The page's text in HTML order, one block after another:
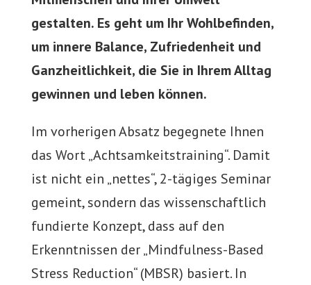
gestalten. Es geht um Ihr Wohlbefinden,
um innere Balance, Zufriedenheit und
Ganzheitlichkeit, die Sie in Ihrem Alltag
gewinnen und leben können.
Im vorherigen Absatz begegnete Ihnen
das Wort „Achtsamkeitstraining“. Damit
ist nicht ein „nettes“, 2-tägiges Seminar
gemeint, sondern das wissenschaftlich
fundierte Konzept, dass auf den
Erkenntnissen der „Mindfulness-Based
Stress Reduction“ (MBSR) basiert. In